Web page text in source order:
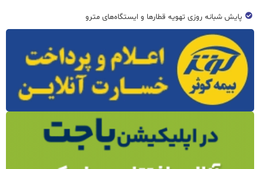
پایش شبانه روزی تهویه قطار‌ها و ایستگاه‌های مترو